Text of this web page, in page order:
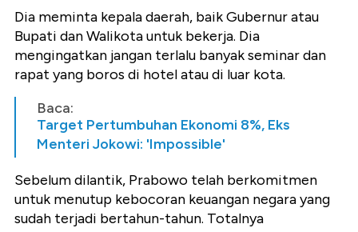
Dia meminta kepala daerah, baik Gubernur atau
Bupati dan Walikota untuk bekerja. Dia
mengingatkan jangan terlalu banyak seminar dan
rapat yang boros di hotel atau di luar kota.
Baca:
Target Pertumbuhan Ekonomi 8%, Eks
Menteri Jokowi: 'Impossible'
Sebelum dilantik, Prabowo telah berkomitmen
untuk menutup kebocoran keuangan negara yang
sudah terjadi bertahun-tahun. Totalnya